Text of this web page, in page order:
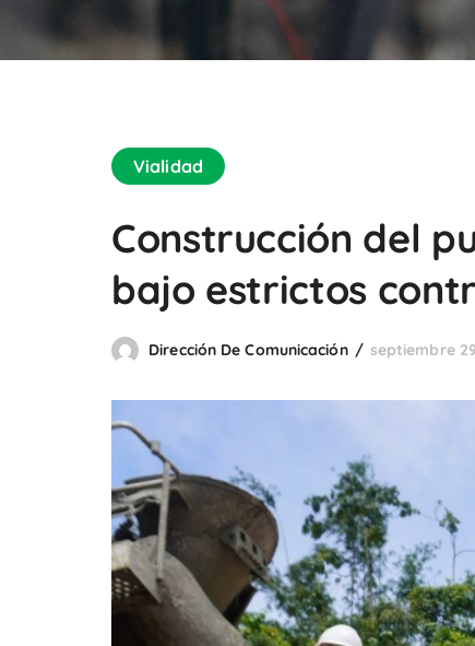
Vialidad
Construcción del
bajo estrictos
Dirección De Comunicación septiembre